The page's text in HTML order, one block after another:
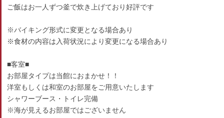
ご飯はお一人ずつ釜で炊き上げており好評です
※バイキング形式に変更となる場合あり
※食材の内容は入荷状況により変更になる場合あり
■客室■
お部屋タイプは当館におまかせ！！
洋室もしくは和室のお部屋をご用意いたします
シャワーブース・トイレ完備
※海が見えるお部屋ではございません